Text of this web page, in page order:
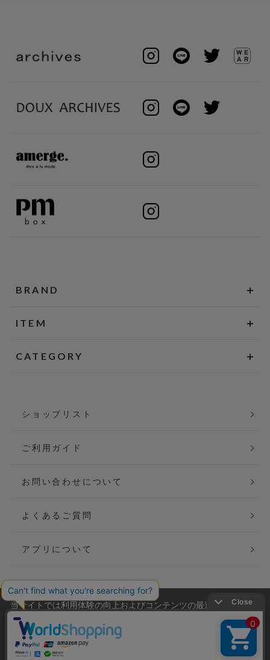
BRAND
ITEM
CATEGORY
ショップリスト
ご利用ガイド
お問い合わせについて
よくあるご質問
アプリについて
会社概要
ご利用規約
当サイトでは利用体験の向上およびコンテンツの最適な提供、ト
ラフィックの分析を目的としてCookieを使用しています。
サイトの閲覧を継続された場合、Cookieの利用に同意したことも
のといたします。
詳細については
をご確認ください。